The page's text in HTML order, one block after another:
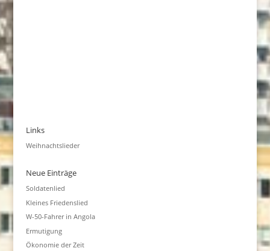
Links
Weihnachtslieder
Neue Einträge
Soldatenlied
Kleines Friedenslied
W-50-Fahrer in Angola
Ermutigung
Ökonomie der Zeit